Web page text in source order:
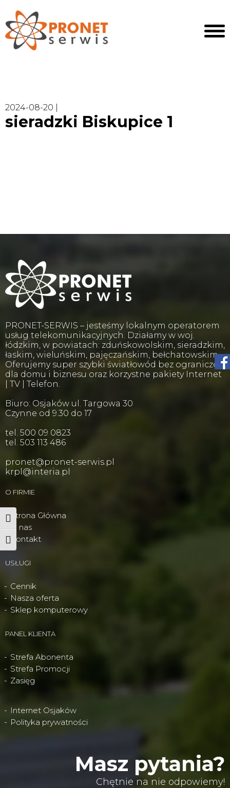
Wysoki kontrast
Powiększ tekst
2024-08-20 |
sieradzki Biskupice 1
PRONET-SERWIS – jesteśmy lokalnym operatorem
usług telekomunikacyjnych. Działamy w woj.
łódzkim, w powiatach: zduńskowolskim, sieradzkim,
łaskim, wieluńskim, pajęczańskim, bełchatowskim.
Oferujemy super szybki światłowód bez ograniczeń
dla domu i biznesu oraz korzystne pakiety Internet
| TV | Telefon.
Biuro: Osjaków ul. Targowa 30
Czynne od 9.30 do 17
tel. 500 09 0823
tel. 503 113 486
pronet@pronet-serwis.pl
krpl@interia.pl
O FIRMIE
Strona Główna
O nas
Kontakt
USŁUGI
Cennik
Nasza oferta
Sklep komputerowy
PANEL KLIENTA
Strefa Abonenta
Strefa Promocji
Zasięg
Internet Osjaków
Polityka prywatności
Masz pytania?
Chętnie na nie odpowiemy!